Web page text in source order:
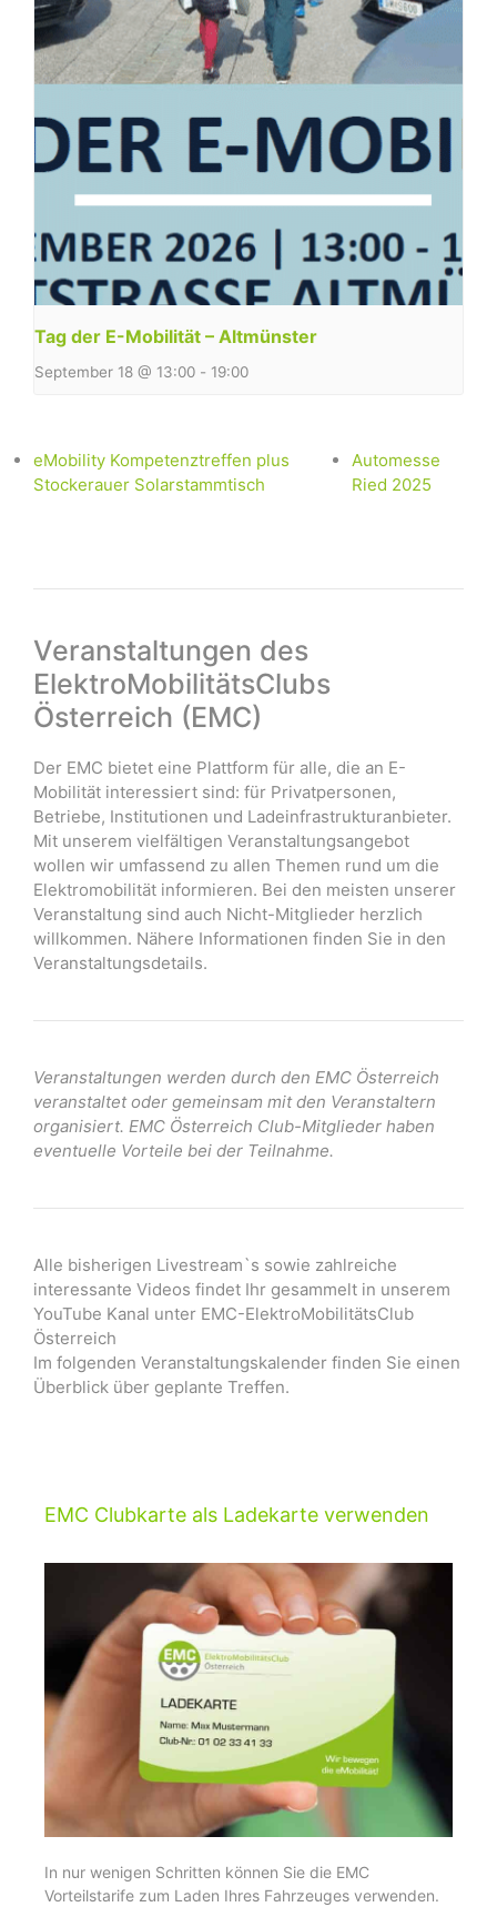
Tag der E-Mobilität – Altmünster
September 18 @ 13:00 - 19:00
eMobility Kompetenztreffen plus
Stockerauer Solarstammtisch
Automesse
Ried 2025
Veranstaltungen des
ElektroMobilitätsClubs
Österreich (EMC)
Der EMC bietet eine Plattform für alle, die an E-
Mobilität interessiert sind: für Privatpersonen,
Betriebe, Institutionen und Ladeinfrastrukturanbieter.
Mit unserem vielfältigen Veranstaltungsangebot
wollen wir umfassend zu allen Themen rund um die
Elektromobilität informieren. Bei den meisten unserer
Veranstaltung sind auch Nicht-Mitglieder herzlich
willkommen. Nähere Informationen finden Sie in den
Veranstaltungsdetails.
Veranstaltungen werden durch den EMC Österreich
veranstaltet oder gemeinsam mit den Veranstaltern
organisiert. EMC Österreich Club-Mitglieder haben
eventuelle Vorteile bei der Teilnahme.
Alle bisherigen Livestream`s sowie zahlreiche
interessante Videos findet Ihr gesammelt in unserem
YouTube Kanal unter EMC-ElektroMobilitätsClub
Österreich
Im folgenden Veranstaltungskalender finden Sie einen
Überblick über geplante Treffen.
EMC Clubkarte als Ladekarte verwenden
In nur wenigen Schritten können Sie die EMC
Vorteilstarife zum Laden Ihres Fahrzeuges verwenden.